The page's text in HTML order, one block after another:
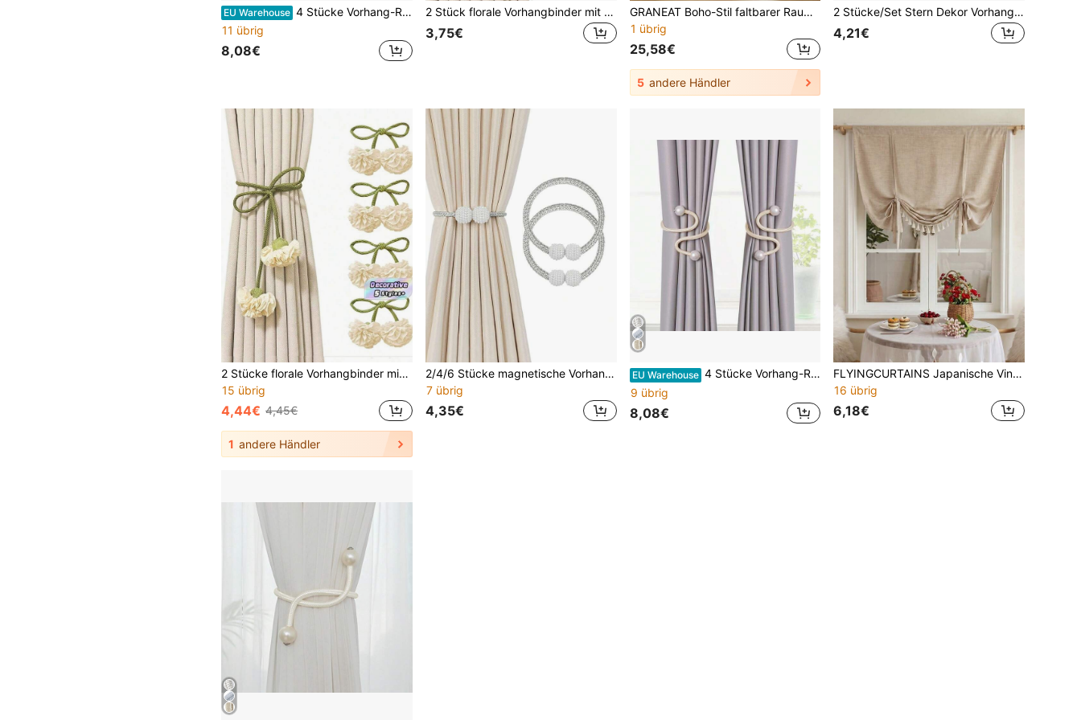
EU Warehouse 4 Stücke Vorhang-Raffhalter, Perlen-Dekor Seil Befestigungshalterungen, geeignet für kleine, dünne oder durchsichtige Vorhänge
11 übrig
8,08€
2 Stück florale Vorhangbinder mit eleganten dekorativen Vorhangseilen, grünes langes Seil mit Blumenmuster, Vorhangstangen Zubehör für Zuhause und Büro, schöne und modische Heimdekoration
3,75€
GRANEAT Boho-Stil faltbarer Raumteiler Vorhang - Weiße Polyesterfaser, Privatsphäre-Design, Ganzjahres Türvorhang, geeignet für Zuhause und Mietbereich Raumteilung, Wohnzimmer Vorhang
1 übrig
25,58€
5 andere Händler
2 Stücke/Set Stern Dekor Vorhanghalter, minimalistische Kunstperlen Vorhangseile, transparente Vorhanghalter, Moskitonetz Aufbewahrungsseile
4,21€
2 Stücke florale Vorhangbinder mit eleganten dekorativen Vorhangseilen, grünes langes Seil mit Blumenmuster, Vorhangstangen Zubehör für Zuhause und Büro, schöne und modische Heimdekoration
15 übrig
4,44€ 4,45€
1 andere Händler
2/4/6 Stücke magnetische Vorhanghalter, künstliche Perlen Vorhanghalter, Perlen dekorative Seilhalter, Vorhanghalter dekorativ, Fensterhalter dekoratives Seil Fixer, klassisches Krawatten-Design Vorhanghalter Clips, Vorhanghalter, ohne Bohren, für Heim- und Bürodekoration.
7 übrig
4,35€
EU Warehouse 4 Stücke Vorhang-Raffhalter, Perlen-Dekor Seil Befestigungshalterungen, geeignet für kleine, dünne oder durchsichtige Vorhänge
9 übrig
8,08€
FLYINGCURTAINS Japanische Vintage-Spitzen-Vorhänge, moderne Leinen-Transparentvorhänge - japanischer Leinenstil, böhmische Bauernhaus-Quasten-Römische Jalousien, wärmeisolierende Verdunkelungsvorhänge | Leinen-Optik Zugkordel-Jalousien | Hochwertiger Verdunkelungs-Einfarben-Vorhangstoff, Stangendurchzug-Design, geeignet für Wohnzimmer und Schlafzimmer - halbtransparente Verdunkelungsvorhänge, Wohnzimmer-Vorhänge, Schlafzimmer-Vorhänge, einfach zu installieren, ganzjährig Verdunkelung, geeignet für Küche, Wohnzimmer, Bürodekoration
16 übrig
6,18€